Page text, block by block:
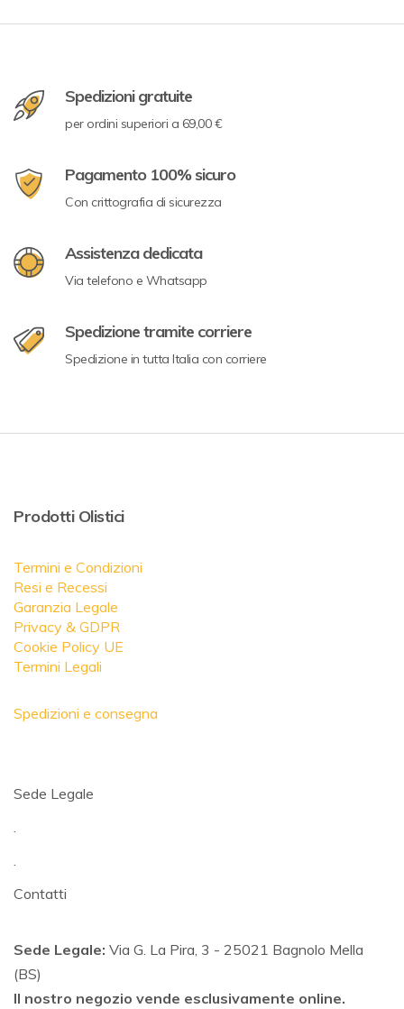
Spedizioni gratuite
per ordini superiori a 69,00 €
Pagamento 100% sicuro
Con crittografia di sicurezza
Assistenza dedicata
Via telefono e Whatsapp
Spedizione tramite corriere
Spedizione in tutta Italia con corriere
Prodotti Olistici
Termini e Condizioni
Resi e Recessi
Garanzia Legale
Privacy & GDPR
Cookie Policy UE
Termini Legali
Spedizioni e consegna
Sede Legale
.
.
Contatti
Sede Legale: Via G. La Pira, 3 - 25021 Bagnolo Mella
(BS)
Il nostro negozio vende esclusivamente online.